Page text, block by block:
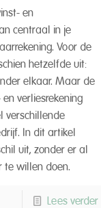
en
centraal in je
Voor de
hetzelfde uit:
elkaar. Maar de
verliesrekening
verschillende
In dit artikel
uit, zonder er al
te willen doen.
Lees verder